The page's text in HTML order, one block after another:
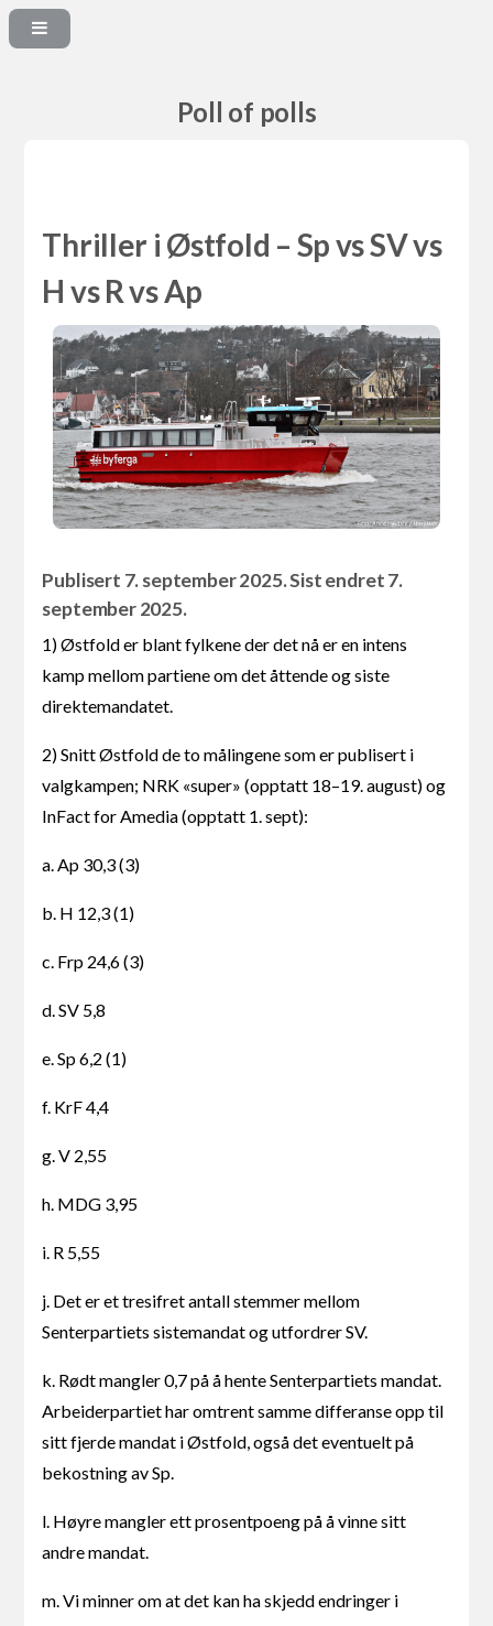
Poll of polls
Thriller i Østfold – Sp vs SV vs
H vs R vs Ap
Publisert 7. september 2025. Sist endret 7.
september 2025.
1) Østfold er blant fylkene der det nå er en intens
kamp mellom partiene om det åttende og siste
direktemandatet.
2) Snitt Østfold de to målingene som er publisert i
valgkampen; NRK «super» (opptatt 18–19. august) og
InFact for Amedia (opptatt 1. sept):
a. Ap 30,3 (3)
b. H 12,3 (1)
c. Frp 24,6 (3)
d. SV 5,8
e. Sp 6,2 (1)
f. KrF 4,4
g. V 2,55
h. MDG 3,95
i. R 5,55
j. Det er et tresifret antall stemmer mellom
Senterpartiets sistemandat og utfordrer SV.
k. Rødt mangler 0,7 på å hente Senterpartiets mandat.
Arbeiderpartiet har omtrent samme differanse opp til
sitt fjerde mandat i Østfold, også det eventuelt på
bekostning av Sp.
l. Høyre mangler ett prosentpoeng på å vinne sitt
andre mandat.
m. Vi minner om at det kan ha skjedd endringer i